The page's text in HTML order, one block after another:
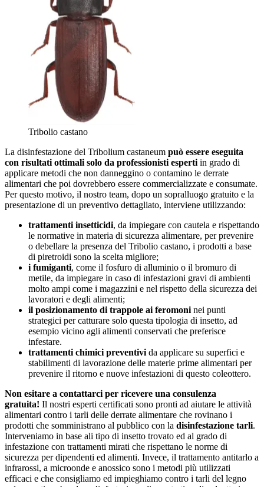
Tribolio castano
La disinfestazione del Tribolium castaneum può essere eseguita
con risultati ottimali solo da professionisti esperti in grado di
applicare metodi che non danneggino o contamino le derrate
alimentari che poi dovrebbero essere commercializzate e consumate.
Per questo motivo, il nostro team, dopo un sopralluogo gratuito e la
presentazione di un preventivo dettagliato, interviene utilizzando:
trattamenti insetticidi, da impiegare con cautela e rispettando
le normative in materia di sicurezza alimentare, per prevenire
o debellare la presenza del Tribolio castano, i prodotti a base
di piretroidi sono la scelta migliore;
i fumiganti, come il fosfuro di alluminio o il bromuro di
metile, da impiegare in caso di infestazioni gravi di ambienti
molto ampi come i magazzini e nel rispetto della sicurezza dei
lavoratori e degli alimenti;
il posizionamento di trappole ai feromoni nei punti
strategici per catturare solo questa tipologia di insetto, ad
esempio vicino agli alimenti conservati che preferisce
infestare.
trattamenti chimici preventivi da applicare su superfici e
stabilimenti di lavorazione delle materie prime alimentari per
prevenire il ritorno e nuove infestazioni di questo coleottero.
Non esitare a contattarci per ricevere una consulenza
gratuita! Il nostri esperti certificati sono pronti ad aiutare le attività
alimentari contro i tarli delle derrate alimentare che rovinano i
prodotti che somministrano al pubblico con la disinfestazione tarli.
Interveniamo in base ali tipo di insetto trovato ed al grado di
infestazione con trattamenti mirati che rispettano le norme di
sicurezza per dipendenti ed alimenti. Invece, il trattamento antitarlo a
infrarossi, a microonde e anossico sono i metodi più utilizzati
efficaci e che consigliamo ed impieghiamo contro i tarli del legno